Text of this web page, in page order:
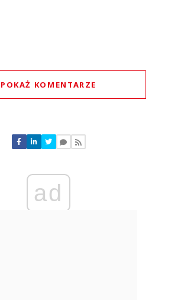
POKAŻ KOMENTARZE
Nie znaleziono komentarzy
swoje komentarze
Anuluj
ad